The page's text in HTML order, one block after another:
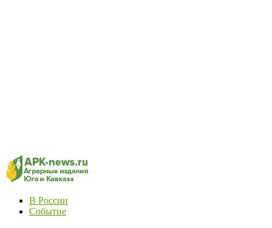
В России
Событие